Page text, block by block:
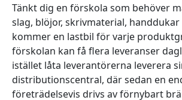
Tänkt dig en förskola som behöver
slag, blöjor, skrivmaterial,
kommer en lastbil för varje
förskolan kan få flera leveranser
istället låta leverantörerna leverera
distributionscentral, där sedan en
företrädelsevis drivs av förnybart